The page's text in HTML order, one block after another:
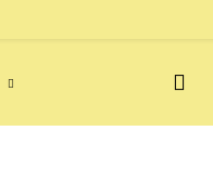
Doprava a vratky